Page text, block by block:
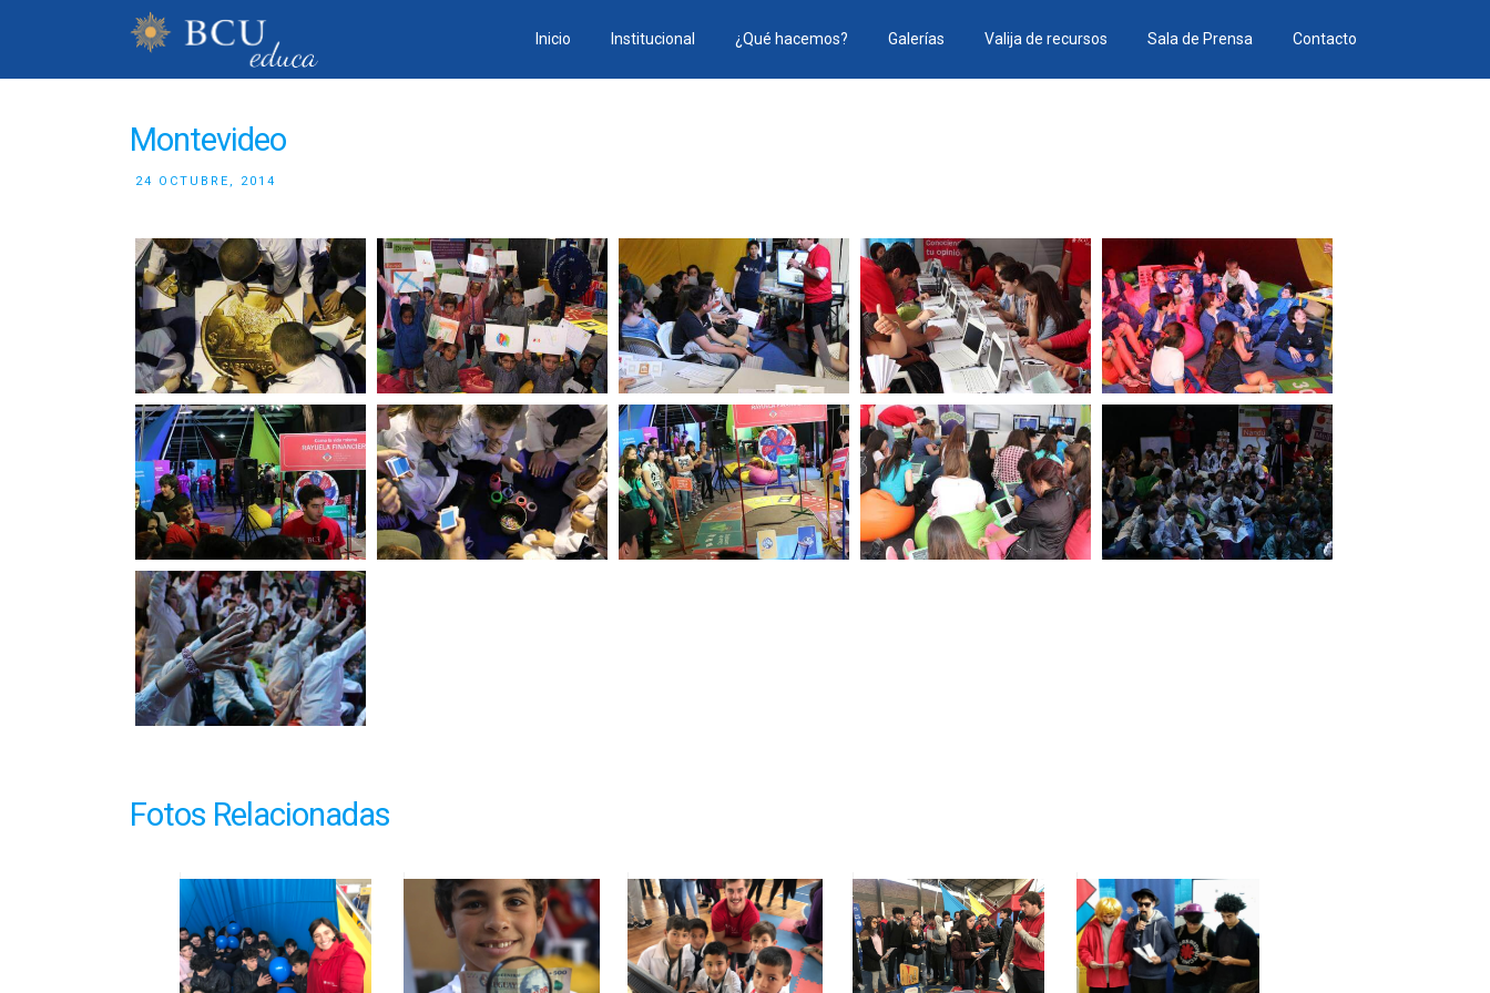
Inicio Institucional ¿Qué hacemos? Galerías Valija de recursos Sala de Prensa Contacto
Montevideo
24 OCTUBRE, 2014
Fotos Relacionadas